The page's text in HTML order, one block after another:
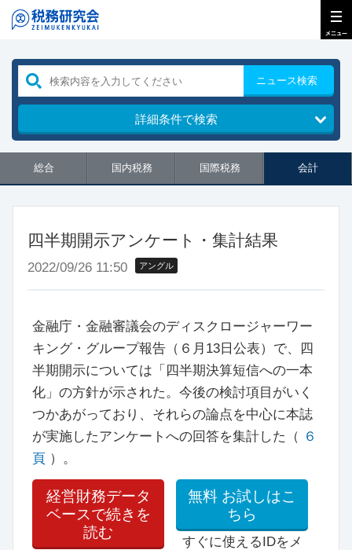
ニュース検索
詳細条件で検索
総合 国内税務 国際税務 会計
四半期開示アンケート・集計結果
2022/09/26 11:50 アングル
金融庁・金融審議会のディスクロージャーワー
キング・グループ報告（６月13日公表）で、四
半期開示については「四半期決算短信への一本
化」の方針が示された。今後の検討項目がいく
つかあがっており、それらの論点を中心に本誌
が実施したアンケートへの回答を集計した（ ６
頁 ）。
経営財務データ
ベースで続きを
読む
無料 お試しはこ
ちら
すぐに使えるIDをメ